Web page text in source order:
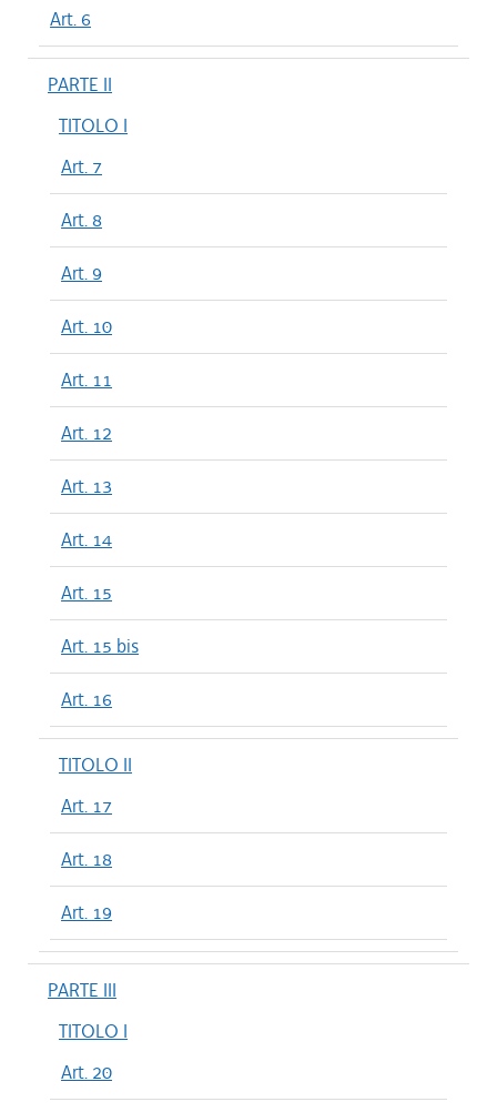
Art. 6
PARTE II
TITOLO I
Art. 7
Art. 8
Art. 9
Art. 10
Art. 11
Art. 12
Art. 13
Art. 14
Art. 15
Art. 15 bis
Art. 16
TITOLO II
Art. 17
Art. 18
Art. 19
PARTE III
TITOLO I
Art. 20